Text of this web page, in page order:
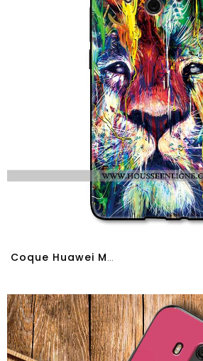
Coque Huawei Mate 10 Gaufrage Protection Incassable Coloré Multicolore Téléphone Portable